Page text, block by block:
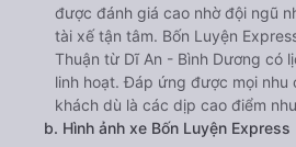
được đánh giá cao nhờ đội ngũ
tài xế tận tâm. Bốn Luyện
Thuận từ Dĩ An - Bình Dương có
linh hoạt. Đáp ứng được mọi nhu
khách dù là các dịp cao điểm
b. Hình ảnh xe Bốn Luyện Express